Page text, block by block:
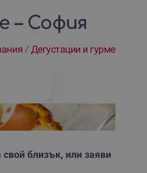
– София
/ Дегустации и гурме
близък, или заяви